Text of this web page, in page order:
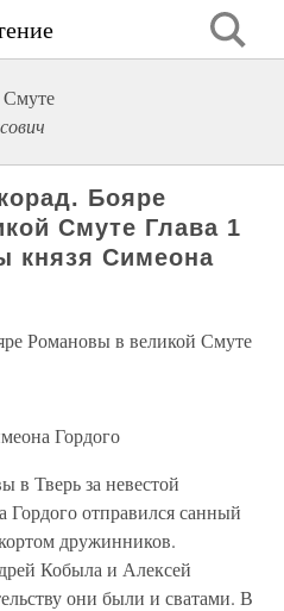
Бояре
Смуте Глава 1
князя Симеона
Романовы в великой Смуте
Гордого
в Тверь за невестой
Гордого отправился санный
дружинников.
Кобыла и Алексей
они были и сватами. В